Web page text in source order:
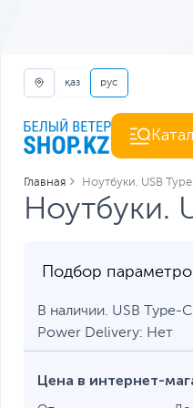
қаз рус
Главная Ноутбуки. USB
Ноутбуки.
Подбор
В наличии. USB Type-C
Power Delivery: Нет
Цена в интернет-